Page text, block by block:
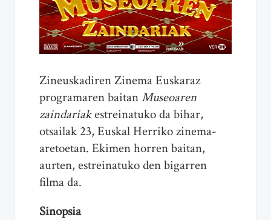
Zineuskadiren Zinema Euskaraz
programaren baitanMuseoaren
zaindariakestreinatuko da bihar,
otsailak 23, Euskal Herriko zinema-
aretoetan. Ekimen horren baitan,
aurten, estreinatuko den bigarren
filma da.
Sinopsia